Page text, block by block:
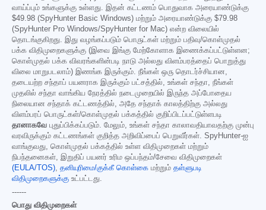
வாய்ப்பும் உங்களுக்கு உள்ளது. இதன் கட்டணம் பொதுவாக அரையாண்டுக்கு
$49.98 (SpyHunter Basic Windows) மற்றும் அரையாண்டுக்கு $79.98
(SpyHunter Pro Windows/SpyHunter for Mac) என்ற விலையில்
தொடங்குகிறது. இது வழங்கப்படும் பொருட்கள் மற்றும் பதிவு/கொள்முதல்
பக்க விதிமுறைகளுக்கு (இவை இங்கு மேற்கோளாக இணைக்கப்பட்டுள்ளன;
கொள்முதல் பக்க விவரங்களின்படி நாடு அல்லது விளம்பரத்தைப் பொறுத்து
விலை மாறுபடலாம்) இணங்க இருக்கும். நீங்கள் ஒரு தொடர்ச்சியான,
தடையற்ற சந்தாப் பயனராக இருக்கும் பட்சத்தில், உங்கள் சந்தா, நீங்கள்
முதலில் சந்தா வாங்கிய நேரத்தில் நடைமுறையில் இருந்த அப்போதைய
நிலையான சந்தாக் கட்டணத்தில், அதே சந்தாக் காலத்திற்கு அல்லது
விளம்பரப் பொருட்கள்/கொள்முதல் பக்கத்தில் குறிப்பிடப்பட்டுள்ளபடி
தானாகவே புதுப்பிக்கப்படும். மேலும், உங்கள் சந்தா காலாவதியாவதற்கு முன்பு
வரவிருக்கும் கட்டணங்கள் குறித்த அறிவிப்பைப் பெறுவீர்கள். SpyHunter-ஐ
வாங்குவது, கொள்முதல் பக்கத்தில் உள்ள விதிமுறைகள் மற்றும்
நிபந்தனைகள், இறுதிப் பயனர் உரிம ஒப்பந்தம்/சேவை விதிமுறைகள்
(EULA/TOS), தனியுரிமை/குக்கீ கொள்கை மற்றும் தள்ளுபடி
விதிமுறைகளுக்கு உட்பட்டது.
------
பொது விதிமுறைகள்